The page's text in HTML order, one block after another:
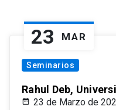
23 MAR
Seminarios
Rahul Deb,
23 de Marzo de